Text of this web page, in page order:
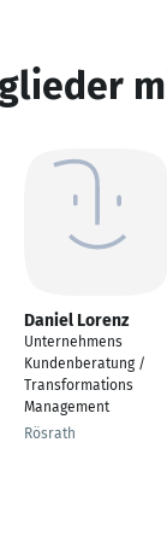
Daniel Lorenz
Unternehmens
Kundenberatung /
Transformations
Management
Rösrath